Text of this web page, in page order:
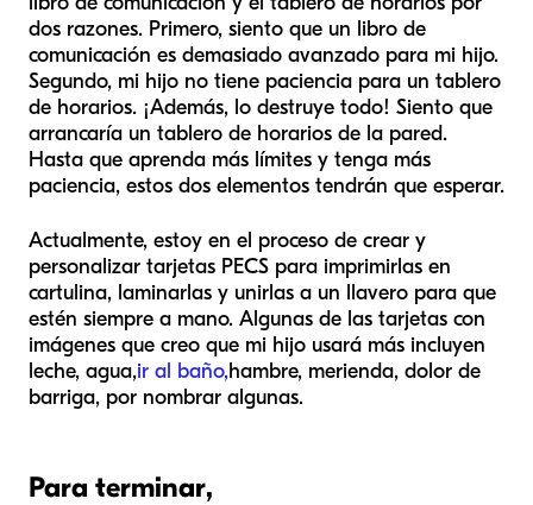
dos razones. Primero, siento que un libro de
comunicación es demasiado avanzado para mi hijo.
Segundo, mi hijo no tiene paciencia para un tablero
de horarios. ¡Además, lo destruye todo! Siento que
arrancaría un tablero de horarios de la pared.
Hasta que aprenda más límites y tenga más
paciencia, estos dos elementos tendrán que esperar.
Actualmente, estoy en el proceso de crear y
personalizar tarjetas PECS para imprimirlas en
cartulina, laminarlas y unirlas a un llavero para que
estén siempre a mano. Algunas de las tarjetas con
imágenes que creo que mi hijo usará más incluyen
leche, agua,ir al baño,hambre, merienda, dolor de
barriga, por nombrar algunas.
Para terminar,